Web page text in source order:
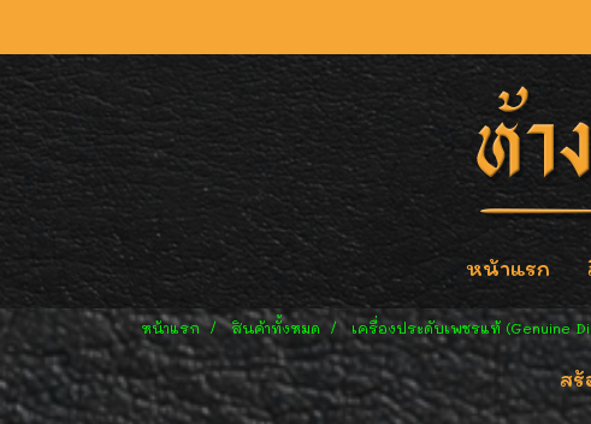
หน้าแรก
หน้าแรก สินค้าทั้งหมด เครื่องประดับเพชรแท้ (Genuine
ส